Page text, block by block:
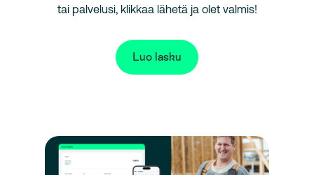
tai palvelusi, klikkaa lähetä ja olet valmis!
Luo lasku